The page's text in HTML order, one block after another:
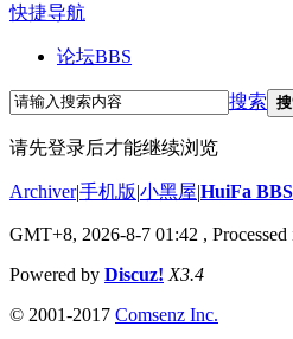
快捷导航
论坛BBS
搜索
请先登录后才能继续浏览
Archiver|手机版|小黑屋|HuiFa BBS
GMT+8, 2026-8-7 01:42 ,
Powered by Discuz! X3.4
© 2001-2017 Comsenz Inc.